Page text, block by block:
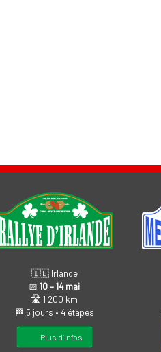
🇮🇪 Irlande
📅10 – 14 mai
🛣️ 1 200 km
🏁 5 jours • 4 étapes
Plus d’infos